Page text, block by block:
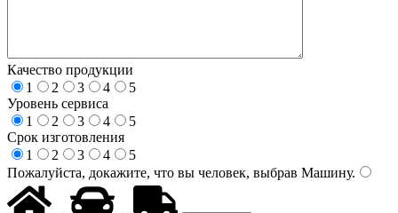
Качество продукции
1
2 3 4
5
Уровень сервиса
1
2 3 4
5
Срок изготовления
1
2 3 4
5
Пожалуйста, докажите, что вы человек, выбрав Машину.